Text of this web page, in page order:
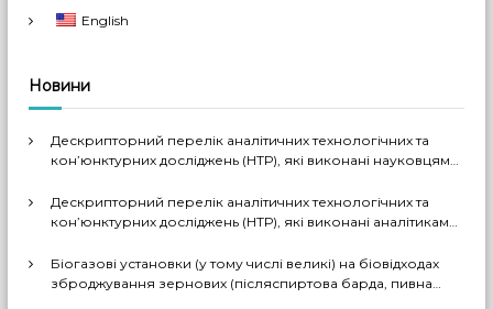
English
Новини
Дескрипторний перелік аналітичних технологічних та
кон’юнктурних досліджень (НТР), які виконані науковцями
Дескрипторний перелік аналітичних технологічних та
кон’юнктурних досліджень (НТР), які виконані аналітиками
Біогазові установки (у тому числі великі) на біовідходах
зброджування зернових (післяспиртова барда, пивна